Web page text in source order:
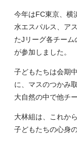
今年はFC東京、横
水エスパルス、ア
たJリーグ各チーム
が参加しました。
子どもたちは会期
に、マスのつかみ
大自然の中で他チ
大林組は、これか
子どもたちの心身